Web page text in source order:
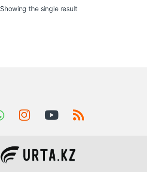
Showing the single result